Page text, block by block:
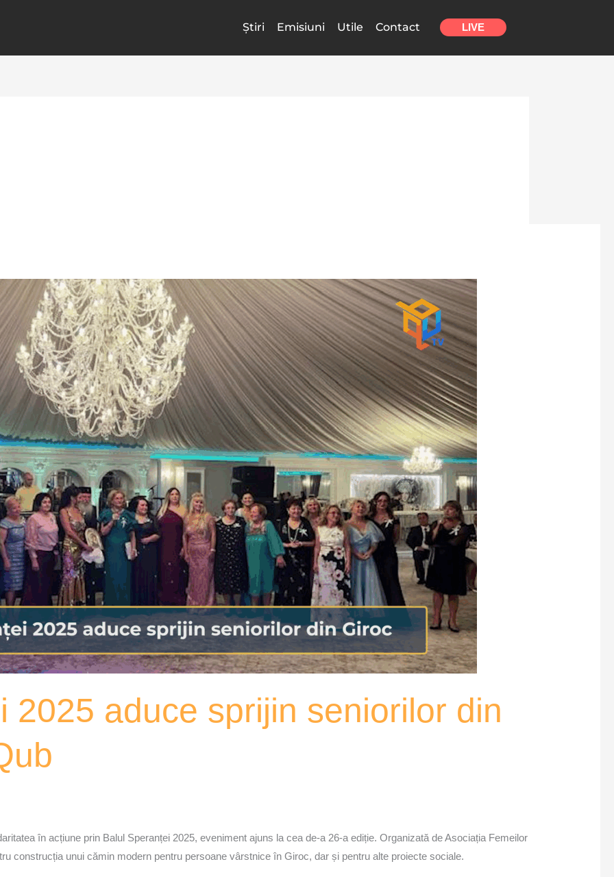
Știri Emisiuni Utile Contact LIVE
2025 aduce sprijin seniorilor din
în acțiune prin Balul Speranței 2025, eveniment ajuns la cea de-a 26-a ediție. Organizată de Asociația Femeilor
construcția unui cămin modern pentru persoane vârstnice în Giroc, dar și pentru alte proiecte sociale.